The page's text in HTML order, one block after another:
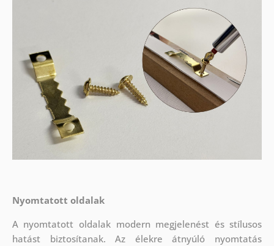
Nyomtatott oldalak
A nyomtatott oldalak modern megjelenést és stílusos
hatást biztosítanak. Az élekre átnyúló nyomtatás